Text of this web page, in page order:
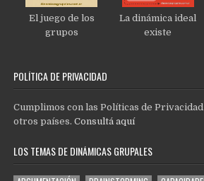
El juego de los
grupos
La dinámica ideal
existe
POLÍTICA DE PRIVACIDAD
Cumplimos con las Políticas de
otros países.Consultá aquí
LOS TEMAS DE DINÁMICAS GRUPALES